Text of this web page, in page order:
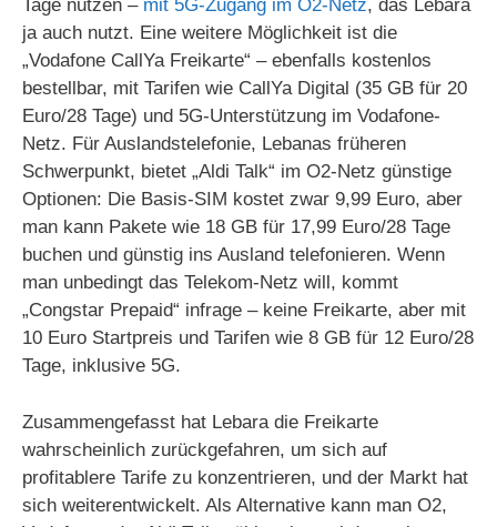
Tage nutzen – mit 5G-Zugang im O2-Netz, das Lebara
ja auch nutzt. Eine weitere Möglichkeit ist die
„Vodafone CallYa Freikarte“ – ebenfalls kostenlos
bestellbar, mit Tarifen wie CallYa Digital (35 GB für 20
Euro/28 Tage) und 5G-Unterstützung im Vodafone-
Netz. Für Auslandstelefonie, Lebanas früheren
Schwerpunkt, bietet „Aldi Talk“ im O2-Netz günstige
Optionen: Die Basis-SIM kostet zwar 9,99 Euro, aber
man kann Pakete wie 18 GB für 17,99 Euro/28 Tage
buchen und günstig ins Ausland telefonieren. Wenn
man unbedingt das Telekom-Netz will, kommt
„Congstar Prepaid“ infrage – keine Freikarte, aber mit
10 Euro Startpreis und Tarifen wie 8 GB für 12 Euro/28
Tage, inklusive 5G.
Zusammengefasst hat Lebara die Freikarte
wahrscheinlich zurückgefahren, um sich auf
profitablere Tarife zu konzentrieren, und der Markt hat
sich weiterentwickelt. Als Alternative kann man O2,